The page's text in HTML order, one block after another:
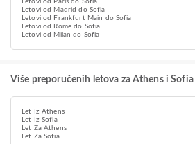
Letovi od Paris do Sofia
Letovi od Madrid do Sofia
Letovi od Frankfurt Main do Sofia
Letovi od Rome do Sofia
Letovi od Milan do Sofia
Više preporučenih letova za Athens i Sofia
Let Iz Athens
Let Iz Sofia
Let Za Athens
Let Za Sofia